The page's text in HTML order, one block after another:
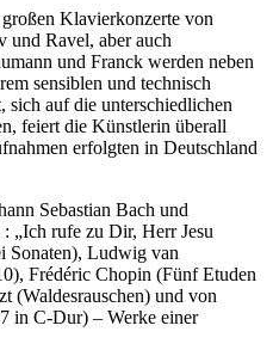
Klavierkonzerte von
und Ravel, aber auch
und Franck werden neben
sensiblen und technisch
sich auf die unterschiedlichen
feiert die Künstlerin überall
erfolgten in Deutschland
Sebastian Bach und
„Ich rufe zu Dir, Herr Jesu
Sonaten), Ludwig van
Frédéric Chopin (Fünf Etuden
(Waldesrauschen) und von
in C-Dur) – Werke einer